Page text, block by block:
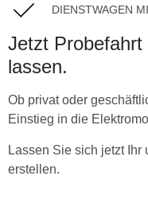
DIENSTWAGEN
Jetzt
lassen.
Ob privat oder
Einstieg in die
Lassen Sie sich jetzt
erstellen.